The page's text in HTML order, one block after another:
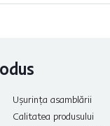
Ușurința asamblării
Calitatea produsului